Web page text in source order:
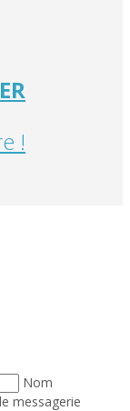
!
Nom
messagerie